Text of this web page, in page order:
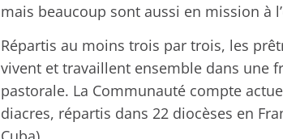
mais beaucoup sont aussi en mission à
Répartis au moins trois par trois, les
vivent et travaillent ensemble dans une
pastorale. La Communauté compte
diacres, répartis dans 22 diocèses en